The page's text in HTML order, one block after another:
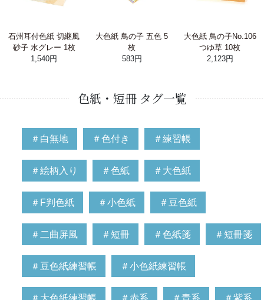
石州耳付色紙 切継風
砂子 水グレー 1枚
1,540円
大色紙 鳥の子 五色 5
枚
583円
大色紙 鳥の子No.106
つゆ草 10枚
2,123円
色紙・短冊 タグ一覧
＃白無地 ＃色付き ＃練習帳
＃絵柄入り ＃色紙 ＃大色紙
＃F判色紙 ＃小色紙 ＃豆色紙
＃二曲屏風 ＃短冊 ＃色紙箋 ＃短冊箋
＃豆色紙練習帳 ＃小色紙練習帳
＃大色紙練習帳 ＃赤系 ＃青系 ＃紫系